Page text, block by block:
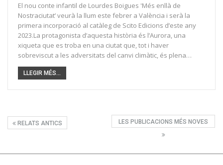
El nou conte infantil de Lourdes Boigues 'Més enllà de
Nostraciutat’ veurà la llum este febrer a València i serà la
primera incorporació al catàleg de Scito Edicions d’este any
2023.La protagonista d’aquesta història és l’Aurora, una
xiqueta que es troba en una ciutat que, tot i haver
sobreviscut a les adversitats del canvi climàtic, és plena…
LLEGIR MÉS...
RELATS ANTICS LES PUBLICACIONS MÉS NOVES